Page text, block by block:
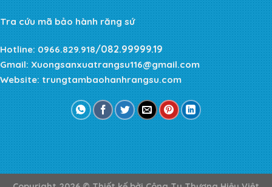
Tra cứu mã bảo hành răng sứ
Hotline: 0966.829.918/082.99999.19
Gmail: Xuongsanxuatrangsu116@gmail.com
Website: trungtambaohanhrangsu.com